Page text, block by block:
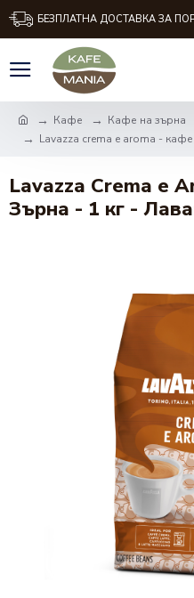
БЕЗПЛАТНА ДОСТАВКА ЗА
Кафе
Кафе на зърна
Lavazza crema e aroma - кафе
Lavazza Crema e
Зърна - 1 кг -